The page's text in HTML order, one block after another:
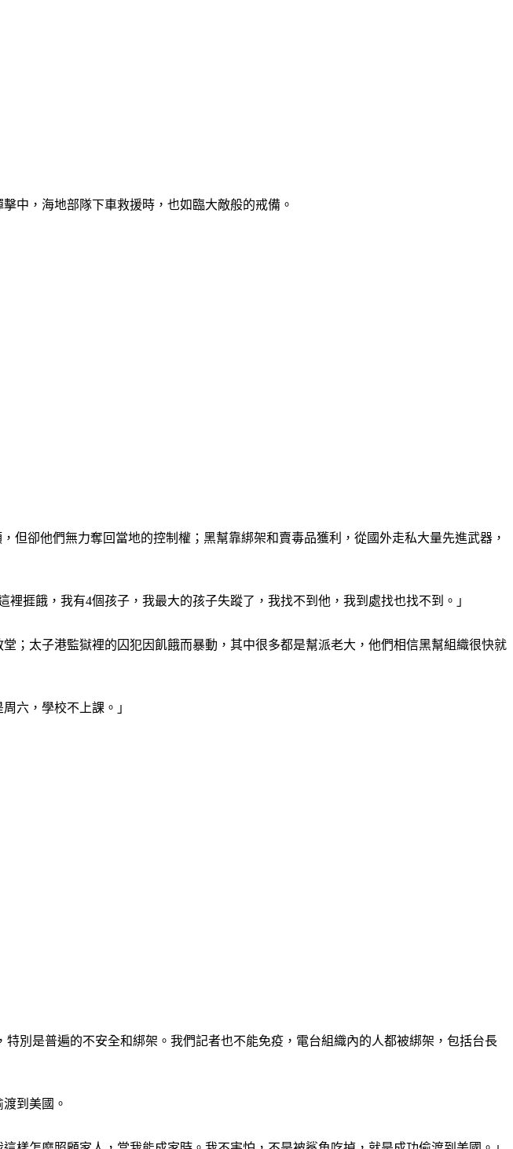
中，海地部隊下車救援時，也如臨大敵般的戒備。
但卻他們無力奪回當地的控制權；黑幫靠綁架和賣毒品獲利，從國外走私大量先進武器，
捱餓，我有4個孩子，我最大的孩子失蹤了，我找不到他，我到處找也找不到。」
；太子港監獄裡的囚犯因飢餓而暴動，其中很多都是幫派老大，他們相信黑幫組織很快就
六，學校不上課。」
別是普遍的不安全和綁架。我們記者也不能免疫，電台組織內的人都被綁架，包括台長
到美國。